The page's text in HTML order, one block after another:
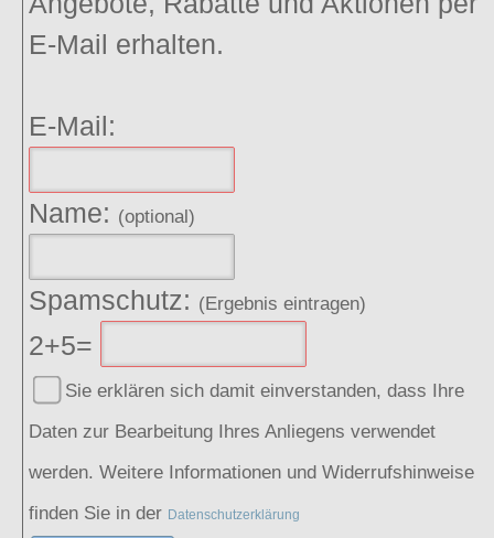
E-Mail erhalten.
E-Mail:
Name: (optional)
Spamschutz: (Ergebnis eintragen)
2+5=
Sie erklären sich damit einverstanden, dass Ihre
Daten zur Bearbeitung Ihres Anliegens verwendet
werden. Weitere Informationen und Widerrufshinweise
finden Sie in der Datenschutzerklärung